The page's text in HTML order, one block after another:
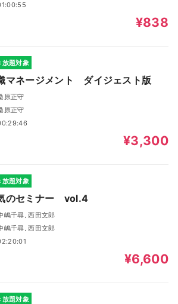
¥838
放題対象
マネージメント ダイジェスト版
原正守
原正守
¥3,300
放題対象
のセミナー vol.4
嶋千尋, 西田文郎
嶋千尋, 西田文郎
¥6,600
放題対象